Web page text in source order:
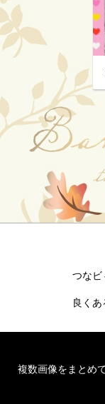
つな
良くあ
複数画像をまとめ